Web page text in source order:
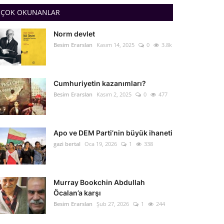
ÇOK OKUNANLAR
Norm devlet
Besim Erarslan Kasım 14, 2025 0 3.8k
Cumhuriyetin kazanımları?
Besim Erarslan Kasım 2, 2025 0 477
Apo ve DEM Parti’nin büyük ihaneti
gazi bertal Oca 19, 2026 1 338
Murray Bookchin Abdullah
Öcalan’a karşı
Besim Erarslan Şub 27, 2026 1 244